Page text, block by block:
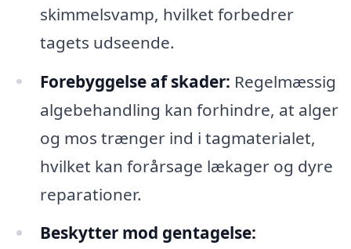
skimmelsvamp, hvilket forbedrer
tagets udseende.
Forebyggelse af skader: Regelmæssig
algebehandling kan forhindre, at alger
og mos trænger ind i tagmaterialet,
hvilket kan forårsage lækager og dyre
reparationer.
Beskytter mod gentagelse: